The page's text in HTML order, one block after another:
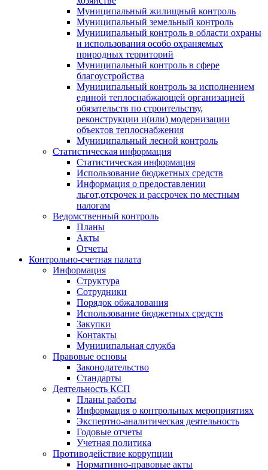
Муниципальный жилищный контроль
Муниципальный земельный контроль
Муниципальный контроль в области охраны
и использования особо охраняемых
природных территорий
Муниципальный контроль в сфере
благоустройства
Муниципальный контроль за исполнением
единой теплоснабжающей организацией
обязательств по строительству,
реконструкции и(или) модернизации
объектов теплоснабжения
Муниципальный лесной контроль
Статистическая информация
Статистическая информация
Использование бюджетных средств
Информация о предоставлении
льгот,отсрочек и рассрочек по местным
налогам
Ведомственный контроль
Планы
Акты
Отчеты
Контрольно-счетная палата
Информация
Структура
Сотрудники
Порядок обжалования
Использование бюджетных средств
Закупки
Контакты
Муниципальная служба
Правовые основы
Законодательство
Стандарты
Деятельность КСП
Планы работы
Информация о контрольных мероприятиях
Экспертно-аналитическая деятельность
Годовые отчеты
Учетная политика
Противодействие коррупции
Нормативно-правовые акты